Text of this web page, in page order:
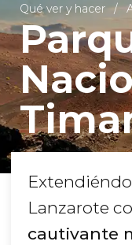
Qué ver y hacer
Lanzarote
cautivante